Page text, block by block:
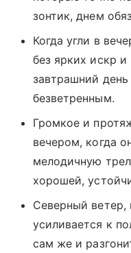
зонтик, днем
Когда угли в
без ярких искр
завтрашний
безветренным.
Громкое и
вечером, когда
мелодичную
хорошей,
Северный ветер,
усиливается к
сам же и